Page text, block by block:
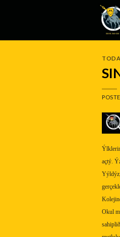
açtý.
Okul